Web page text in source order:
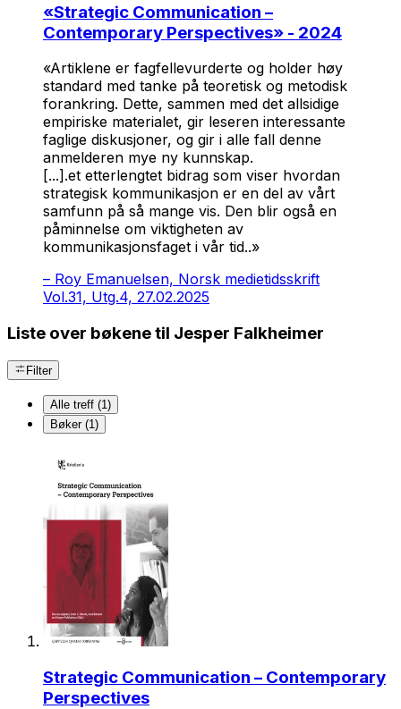
«Strategic Communication –
Contemporary Perspectives» - 2024
«Artiklene er fagfellevurderte og holder høy
standard med tanke på teoretisk og metodisk
forankring. Dette, sammen med det allsidige
empiriske materialet, gir leseren interessante
faglige diskusjoner, og gir i alle fall denne
anmelderen mye ny kunnskap.
[...].et etterlengtet bidrag som viser hvordan
strategisk kommunikasjon er en del av vårt
samfunn på så mange vis. Den blir også en
påminnelse om viktigheten av
kommunikasjonsfaget i vår tid..»
– Roy Emanuelsen, Norsk medietidsskrift
Vol.31, Utg.4, 27.02.2025
Liste over bøkene til Jesper Falkheimer
Filter
Alle treff (1)
Bøker (1)
Strategic Communication – Contemporary
Perspectives